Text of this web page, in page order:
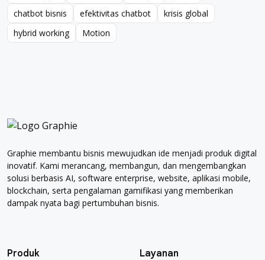
bisnis digital
Framework
company growth
chatbot bisnis
chatbot bisnis
efektivitas chatbot
efektivitas chatbot
krisis global
krisis global
hybrid working
hybrid working
Motion
Motion
Graphie membantu bisnis mewujudkan ide menjadi produk digital
inovatif. Kami merancang, membangun, dan mengembangkan
solusi berbasis AI, software enterprise, website, aplikasi mobile,
blockchain, serta pengalaman gamifikasi yang memberikan
dampak nyata bagi pertumbuhan bisnis.
Produk Layanan